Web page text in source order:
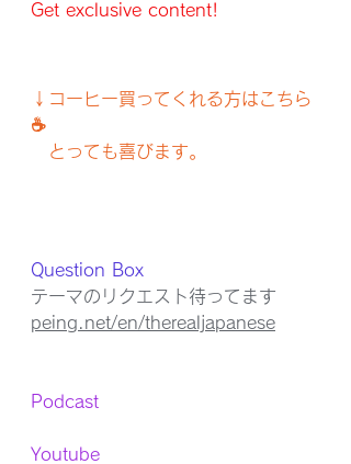
Get exclusive content!
↓コーヒー買ってくれる方はこちら
☕️
とっても喜びます。
Question Box
テーマのリクエスト待ってます
peing.net/en/therealjapanese
Podcast
Youtube